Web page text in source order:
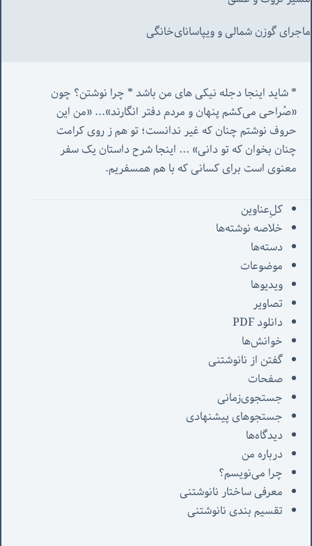
ماجرای گوزن شمالی و‌ ویپاسانای‌خانگی
«صُراحی می‌کشم پنهان‌ و مردم‌ دفتر انگارند»... «
چنان بخوان که تو دانی» ...
معنوی است برای کسانی که با هم همسفریم.
کل‌ِعناوین
خلاصه نوشته‌ها
دسته‌ها
موضوعات
ویدیوها
تصاویر
دانلود PDF
خوانش‌ها
گفتن از نانوشتنی
صفحات
جستجوی‌زمانی
جستجوهای پیشنهادی
دیدگاه‌ها
درباره من
چرا می‌نویسم؟
معرفی‌ ساختار نانوشتنی
تقسیم بندی نانوشتنی